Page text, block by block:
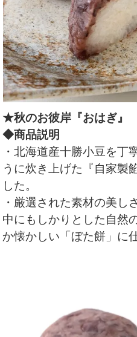
★秋のお彼岸『おはぎ』
◆商品説明
・北海道産十勝小豆を丁
うに炊き上げた『自家製
した。
・厳選された素材の美し
中にもしかりとした自然
か懐かしい「ぼた餅」に